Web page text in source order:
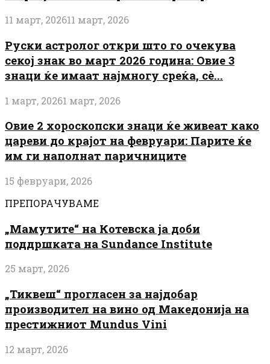
11 март, 202611 март, 2026
Руски астролог откри што го очекува
секој знак во март 2026 година: Овие 3
знаци ќе имаат најмногу среќа, сè...
1 март, 20261 март, 2026
Овие 2 хороскопски знаци ќе живеат како
цареви до крајот на февруари: Парите ќе
им ги наполнат паричниците
15 февруари, 2026
ПРЕПОРАЧУВАМЕ
„Мамутите“ на Котевска ја доби
поддршката на Sundance Institute
25 март, 2026
„Тиквеш“ прогласен за најдобар
производител на вино од Македонија на
престижниот Mundus Vini
12 март, 2026